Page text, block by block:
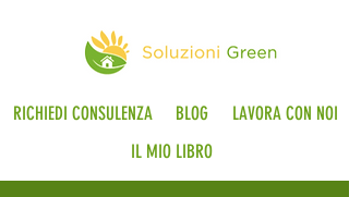
RICHIEDI CONSULENZA BLOG
LAVORA CON NOI
IL MIO LIBRO